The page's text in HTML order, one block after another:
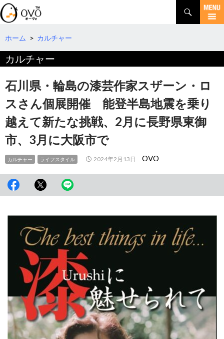
検
索
コ
テ
ツ
へ
移
動
ホーム > カルチャー
カルチャー
石川県・輪島の漆芸作家スザーン・ロ
スさん個展開催 能登半島地震を乗り
越えて新たな挑戦、2月に長野県東御
市、3月に大阪市で
カルチャー ライフスタイル 2024年2月13日 OVO